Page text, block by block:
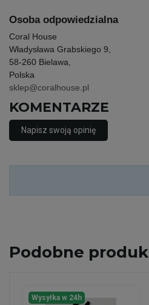
Osoba odpowiedzialna
Coral House
Władysława Grabskiego 9,
58-260 Bielawa,
Polska
sklep@coralhouse.pl
KOMENTARZE
Napisz swoją opinię
Podobne
Wysyłka w 24h